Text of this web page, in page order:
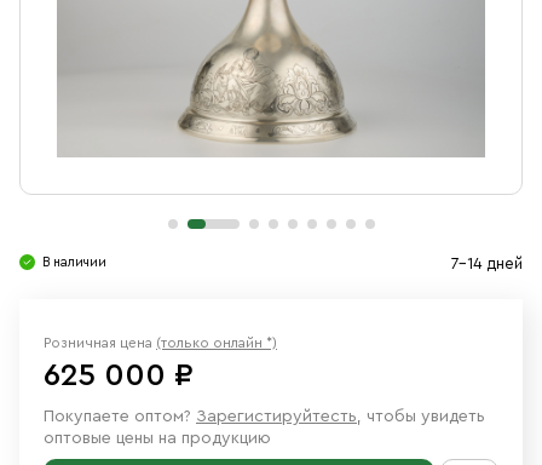
Ювелирные изделия
В наличии 7-14 дней
Розничная цена (только онлайн *)
625 000 ₽
Покупаете оптом? Зарегистируйтесть, чтобы увидеть
оптовые цены на продукцию